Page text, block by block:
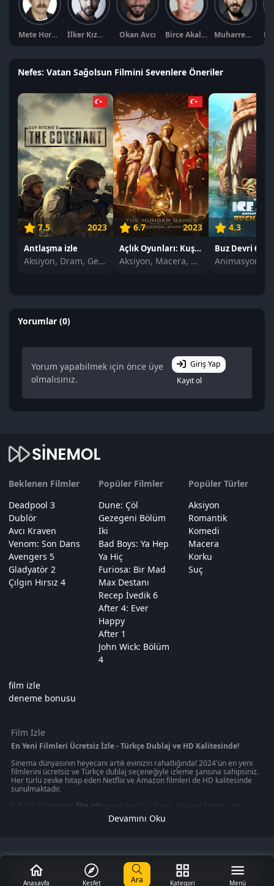
Mete Horozoğlu İlker Kızmaz Okan Avcı Birce Akalay Muharrem Bayrak
Nefes: Vatan Sağolsun Filmini Sevenlere Öneriler
7.5 2023
Antlaşma izle
Aksiyon, Dram, Gerilim
6.7 2023
Açlık Oyunları: Kuşların ve Yılanların Şarkısı izle
Aksiyon, Macera, Dram
4.3
Buz Devri 6 izle
Animasyon
Yorumlar (0)
Yorum yapabilmek için önce üye
olmalısınız.
Giriş Yap
Kayıt ol
Beklenen Filmler
Deadpool 3
Dublör
Avcı Kraven
Venom: Son Dans
Avengers 5
Gladyatör 2
Çılgın Hırsız 4
Popüler Filmler
Dune: Çöl
Gezegeni Bölüm
İki
Bad Boys: Ya Hep
Ya Hiç
Furiosa: Bir Mad
Max Destanı
Recep İvedik 6
After 4: Ever
Happy
After 1
John Wick: Bölüm
4
Popüler Türler
Aksiyon
Romantik
Komedi
Macera
Korku
Suç
film izle
deneme bonusu
Film İzle
En Yeni Filmleri Ücretsiz İzle - Türkçe Dublaj ve HD Kalitesinde!
Sinema dünyasının heyecanı artık evinizin rahatlığında! 2024'ün en yeni
filmlerini ücretsiz ve Türkçe dublaj seçeneğiyle izleme şansına sahipsiniz.
Her türlü zevke hitap eden Netflix ve Amazon filmleri de HD kalitesinde
sunulmaktadır.
Full HD kalitesinde film izle menin keyfini çıkarın. Aksiyon filmleri, sizi
gerilim dolu anların içine çekerken, macera filmleri sizi uzak diyarlara
götürecek. Korku filmleri, heyecan dolu anlar yaşamanızı sağlarken, en
şekilde yaşatmayı hedefliyor. Bu platformlar, sizin için en iyi seçenekleri
sunmak için sürekli olarak güncellenmektedir. En yeni filmleri, en yüksek
kalitede ve Türkçe dublaj seçeneğiyle izleyerek sinema keyfini doyasıya
yaşayın.
Devamını Oku
Anasayfa Keşfet Ara Kategori Menü